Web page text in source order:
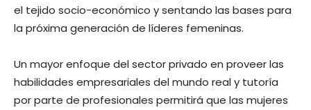
el tejido socio-económico y sentando las bases para
la próxima generación de líderes femeninas.
Un mayor enfoque del sector privado en proveer las
habilidades empresariales del mundo real y tutoría
por parte de profesionales permitirá que las mujeres